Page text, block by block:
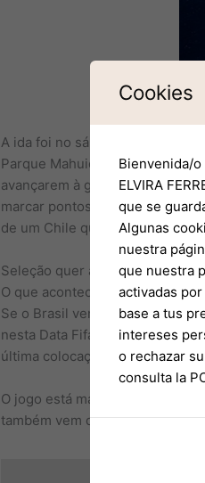
A ida foi no sábado passado,
Parque Mahuida, em Santiago
avançarem à grande final.
marcar pontos primeiro vence a
de um Chile que pressionava
Seleção quer apagar má
O que acontece se o Brasil
Se o Brasil vencer o Paraguai,
nesta Data Fifa. Uma derrota,
última colocação que garante
O jogo está marcado para esta
também vem de uma derrota,
Cookies
Bienvenida/
ELVIRA
que se
Algunas
nuestra
que nuestra
activadas
base a tus
intereses
o rechazar
consulta la